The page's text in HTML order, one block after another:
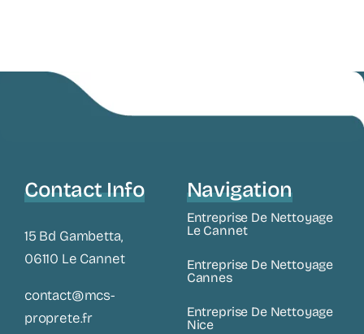
Contact Info
15 Bd Gambetta,
06110 Le Cannet
contact@mcs-
proprete.fr
Navigation
Entreprise De Nettoyage
Le Cannet
Entreprise De Nettoyage
Cannes
Entreprise De Nettoyage
Nice